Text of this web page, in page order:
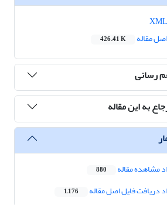
اصل مقاله
426.41 K
رسانی
به این مقاله
مشاهده مقاله 880
دریافت فایل اصل مقاله 1,176